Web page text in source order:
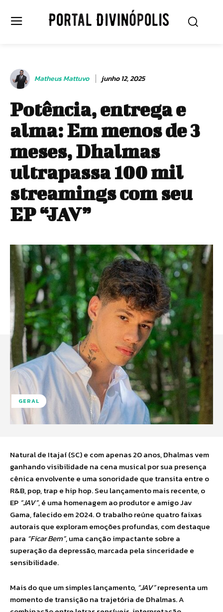
Matheus Mattuvo junho 12, 2025
Potência, entrega e
alma: Em menos de 3
meses, Dhalmas
ultrapassa 100 mil
streamings com seu
EP “JAV”
GERAL
Natural de Itajaí (SC) e com apenas 20 anos, Dhalmas vem
ganhando visibilidade na cena musical por sua presença
cênica envolvente e uma sonoridade que transita entre o
R&B, pop, trap e hip hop. Seu lançamento mais recente, o
EP “JAV”, é uma homenagem ao produtor e amigo Jav
Gama, falecido em 2024. O trabalho reúne quatro faixas
autorais que exploram emoções profundas, com destaque
para “Ficar Bem”, uma canção impactante sobre a
superação da depressão, marcada pela sinceridade e
sensibilidade.
Mais do que um simples lançamento, “JAV”representa um
momento de transição na trajetória de Dhalmas. A